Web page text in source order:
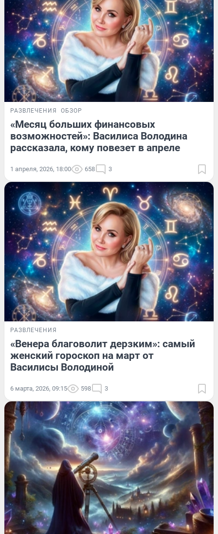
РАЗВЛЕЧЕНИЯ ОБЗОР
«Месяц больших финансовых
возможностей»: Василиса Володина
рассказала, кому повезет в апреле
1 апреля, 2026, 18:00 658 3
РАЗВЛЕЧЕНИЯ
«Венера благоволит дерзким»: самый
женский гороскоп на март от
Василисы Володиной
6 марта, 2026, 09:15 598 3